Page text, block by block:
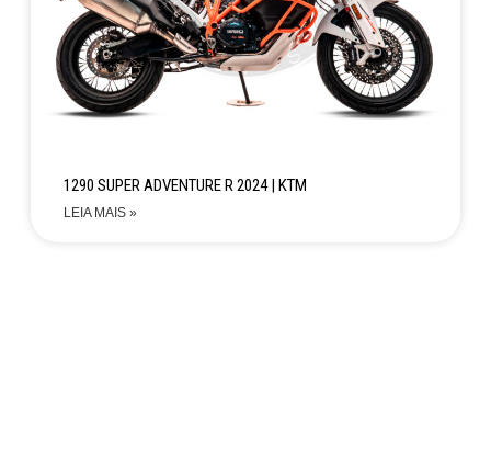
1290 SUPER ADVENTURE R 2024 | KTM
LEIA MAIS »